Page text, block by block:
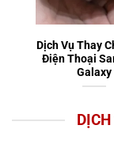
Dịch Vụ Thay
Điện Thoại
Galaxy